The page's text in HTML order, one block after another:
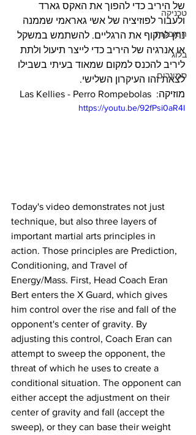
טכניקה
היאבקות
בלוג
סמינרים
של היריב כדי להפוך את האקס גארד
ולעבור לפוזיציה של אשי גאראמי שממנה
נתן לתקוף את הרגליים. להשתמש במשקל
או אנרגיה של היריב כדי לייצר תיעול ולתת
ליריב להכנס למקום שמאוד בעיתי בשבילו
לצאת זהו העיקרון השלישי.
מוזיקה:  Las Kellies - Perro Rompebolas
https://youtu.be/92fPsi0aR4I
Today's video demonstrates not just
technique, but also three layers of
important martial arts principles in
action. Those principles are Prediction,
Conditioning, and Travel of
Energy/Mass. First, Head Coach Eran
Bert enters the X Guard, which gives
him control over the rise and fall of the
opponent's center of gravity. By
adjusting this control, Coach Eran can
attempt to sweep the opponent, the
threat of which he uses to create a
conditional situation. The opponent can
either accept the adjustment on their
center of gravity and fall (accept the
sweep), or they can base their weight